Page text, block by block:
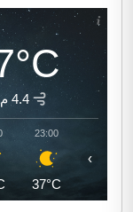
4.4 م\ث
23:00
37°C
›